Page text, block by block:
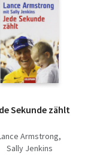
Sekunde zählt
Armstrong
Sally Jenkins